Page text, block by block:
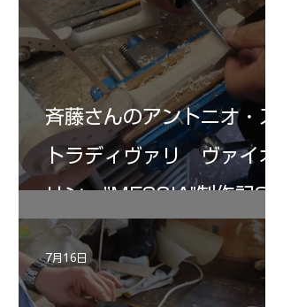
斉藤さんのアントニオ・ス
トラディヴァリ ヴァイオ
リン ”MESSIA"制作記32
7月16日